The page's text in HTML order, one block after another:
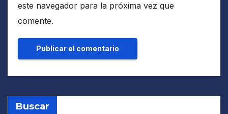
este navegador para la próxima vez que
comente.
Buscar